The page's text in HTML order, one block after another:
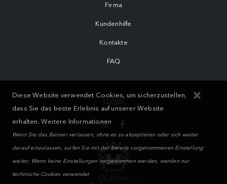
Firma
Kundenhilfe
Kontakte
FAQ
Diese Website verwendet Cookies, um sicherzustellen,
dass Sie das beste Erlebnis auf unserer Website
erhalten.Weitere Informationen
Wenn Sie das Banner verlassen, ohne es zu akzeptieren oder sich weiter
darauf einzulassen, surfen Sie mit der bereits vorgenommenen Einstellung
weiter; Wenn keine Einstellungen vorgenommen werden, werden nur
technische Cookies verwendet